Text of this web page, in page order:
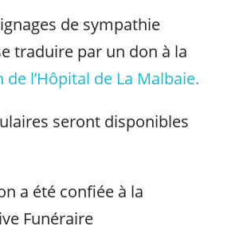
de sympathie
traduire par un don à la
de l’Hôpital de La Malbaie.
seront disponibles
a été confiée à la
Funéraire